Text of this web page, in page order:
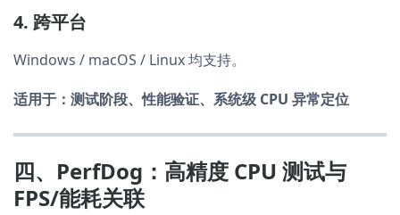
4. 跨平台
Windows / macOS / Linux 均支持。
适用于：测试阶段、性能验证、系统级 CPU 异常定位
四、PerfDog：高精度 CPU 测试与
FPS/能耗关联